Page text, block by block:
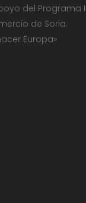
del Programa
de Soria.
Europa»